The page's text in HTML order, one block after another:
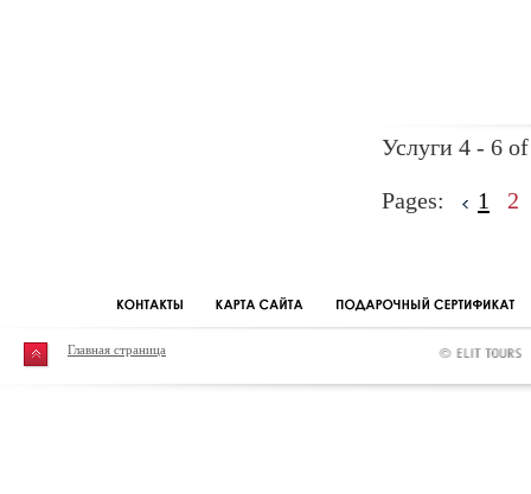
Услуги 4 - 6
Pages: 1 2
Главная страница